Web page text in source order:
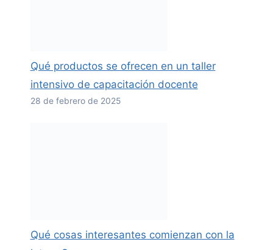
Qué productos se ofrecen en un taller
intensivo de capacitación docente
28 de febrero de 2025
Qué cosas interesantes comienzan con la